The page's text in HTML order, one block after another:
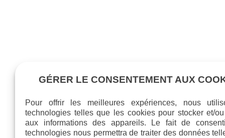
GÉRER LE CONSENTEMENT AUX
Pour offrir les meilleures expériences, nous
technologies telles que les cookies pour stocker et/
aux informations des appareils. Le fait de
technologies nous permettra de traiter des données